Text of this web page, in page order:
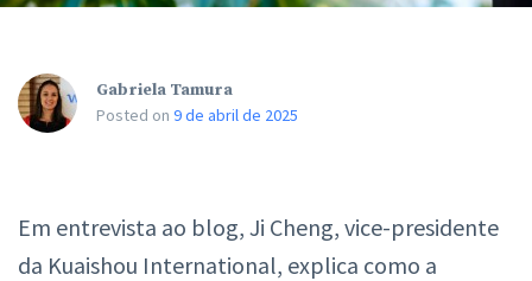
Gabriela Tamura
Posted on 9 de abril de 2025
Em entrevista ao blog, Ji Cheng, vice-presidente
da Kuaishou International, explica como a